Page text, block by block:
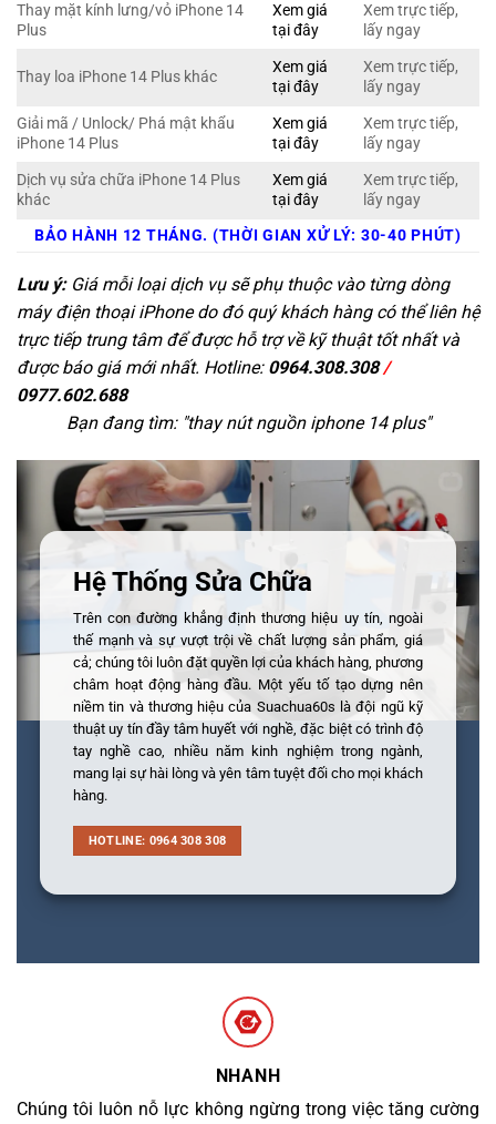
Thay mặt kính lưng/vỏ iPhone 14
Plus
Xem giá
tại đây
Xem trực tiếp,
lấy ngay
Thay loa iPhone 14 Plus khác
Xem giá
tại đây
Xem trực tiếp,
lấy ngay
Giải mã / Unlock/ Phá mật khẩu
iPhone 14 Plus
Xem giá
tại đây
Xem trực tiếp,
lấy ngay
Dịch vụ sửa chữa iPhone 14 Plus
khác
Xem giá
tại đây
Xem trực tiếp,
lấy ngay
BẢO HÀNH 12 THÁNG. (THỜI GIAN XỬ LÝ: 30-40 PHÚT)
Lưu ý:Giá mỗi loại dịch vụ sẽ phụ thuộc vào từng dòng
máy điện thoại iPhone do đó quý khách hàng có thể liên hệ
trực tiếp trung tâm để được hỗ trợ về kỹ thuật tốt nhất và
được báo giá mới nhất. Hotline: 0964.308.308/
0977.602.688
Bạn đang tìm: "thay nút nguồn iphone 14 plus"
Hệ Thống Sửa Chữa
Trên con đường khẳng định thương hiệu uy tín, ngoài
thế mạnh và sự vượt trội về chất lượng sản phẩm, giá
cả; chúng tôi luôn đặt quyền lợi của khách hàng, phương
châm hoạt động hàng đầu. Một yếu tố tạo dựng nên
niềm tin và thương hiệu của Suachua60s là đội ngũ kỹ
thuật uy tín đầy tâm huyết với nghề, đặc biệt có trình độ
tay nghề cao, nhiều năm kinh nghiệm trong ngành,
mang lại sự hài lòng và yên tâm tuyệt đối cho mọi khách
hàng.
HOTLINE: 0964 308 308
NHANH
Chúng tôi luôn nỗ lực không ngừng trong việc tăng cường